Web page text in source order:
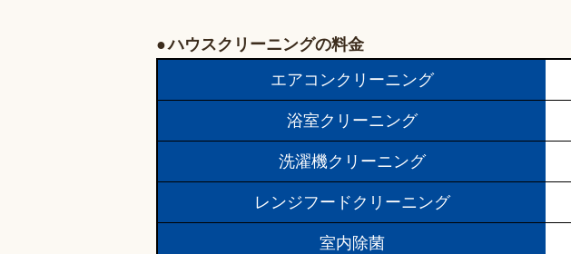
ハウスクリーニングの料金
エアコンクリーニング
浴室クリーニング
洗濯機クリーニング
レンジフードクリーニング
室内除菌